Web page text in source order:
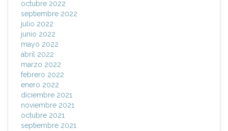
octubre 2022
septiembre 2022
julio 2022
junio 2022
mayo 2022
abril 2022
marzo 2022
febrero 2022
enero 2022
diciembre 2021
noviembre 2021
octubre 2021
septiembre 2021